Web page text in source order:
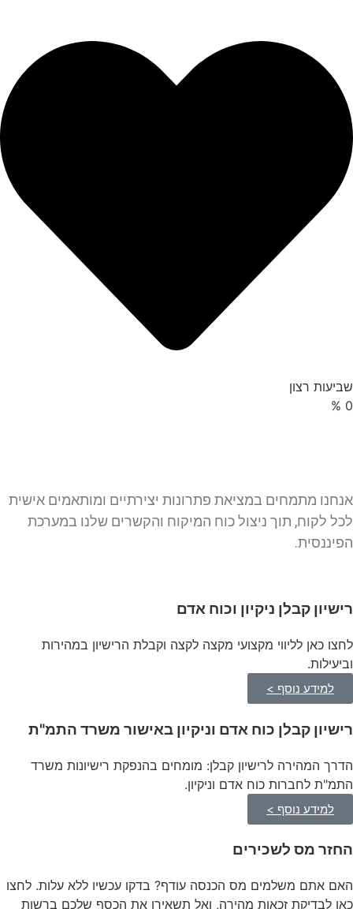
שביעות רצון
0
%
אנחנו מתמחים במציאת פתרונות יצירתיים ומותאמים אישית
לכל לקוח, תוך ניצול כוח המיקוח והקשרים שלנו במערכת
הפיננסית.
רישיון קבלן ניקיון וכוח אדם
לחצו כאן לליווי מקצועי מקצה לקצה וקבלת הרישיון במהירות
וביעילות.
למידע נוסף >
רישיון קבלן כוח אדם וניקיון באישור משרד התמ"ת
הדרך המהירה לרישיון קבלן: מומחים בהנפקת רישיונות משרד
התמ"ת לחברות כוח אדם וניקיון.
למידע נוסף >
החזר מס לשכירים
האם אתם משלמים מס הכנסה עודף? בדקו עכשיו ללא עלות. לחצו
כאן לבדיקת זכאות מהירה, ואל תשאירו את הכסף שלכם ברשות